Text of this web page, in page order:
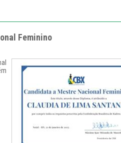
Feminino